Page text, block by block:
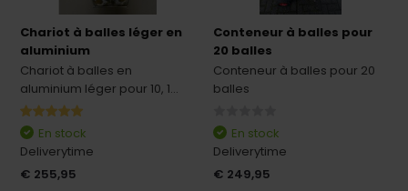
Chariot à balles léger en
aluminium
Chariot à balles en
aluminium léger pour 10, 1...
En stock
Deliverytime
€ 255,95
Conteneur à balles pour
20 balles
Conteneur à balles pour 20
balles
En stock
Deliverytime
€ 249,95